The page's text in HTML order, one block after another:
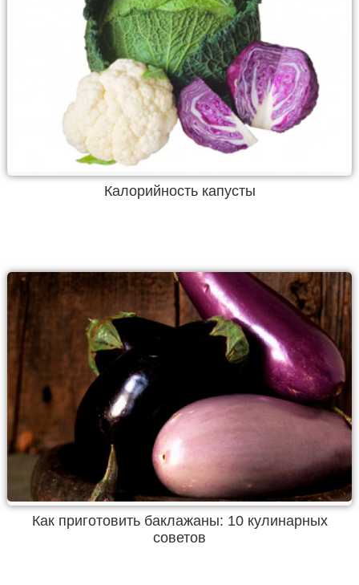
Калорийность капусты
Как приготовить баклажаны: 10 кулинарных
советов